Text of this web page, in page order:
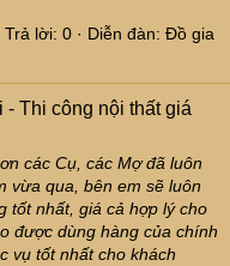
Trả lời: 0 Diễn đàn: Đồ gia
Thi công nội thất giá
các Cụ, các Mợ đã luôn
vừa qua, bên em sẽ luôn
tốt nhất, giá cả hợp lý cho
được dùng hàng của chính
vụ tốt nhất cho khách